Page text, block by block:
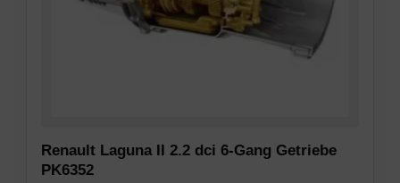
Renault Laguna II 2.2 dci 6-Gang Getriebe
PK6352